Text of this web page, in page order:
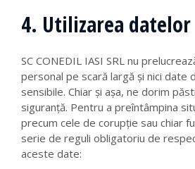
4. Utilizarea datelor
SC CONEDIL IASI SRL nu
personal pe scară largă și nici date
sensibile. Chiar și așa, ne dorim
siguranță. Pentru a preîntâmpina
precum cele de corupție sau chiar
serie de reguli obligatoriu de
aceste date: